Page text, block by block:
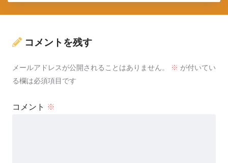
コメントを残す
メールアドレスが公開されることはありません。 ※ が付いてい
る欄は必須項目です
コメント ※